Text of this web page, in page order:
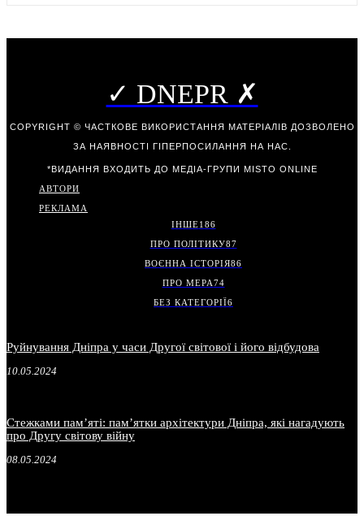
✓ DNEPR ✗
COPYRIGHT © ЧАСТКОВЕ ВИКОРИСТАННЯ МАТЕРІАЛІВ ДОЗВОЛЕНО
ЗА НАЯВНОСТІ ГІПЕРПОСИЛАННЯ НА НАС.
*ВИДАННЯ ВХОДИТЬ ДО МЕДІА-ГРУПИ MISTO ONLINE
АВТОРИ
РЕКЛАМА
ІНШЕ186
ПРО ПОЛІТИКУ87
ВОЄННА ІСТОРІЯ86
ПРО МЕРА74
БЕЗ КАТЕГОРІЇ6
Руйнування Дніпра у часи Другої світової і його відбудова
10.05.2024
Стежками пам’яті: пам’ятки архітектури Дніпра, які нагадують
про Другу світову війну
08.05.2024